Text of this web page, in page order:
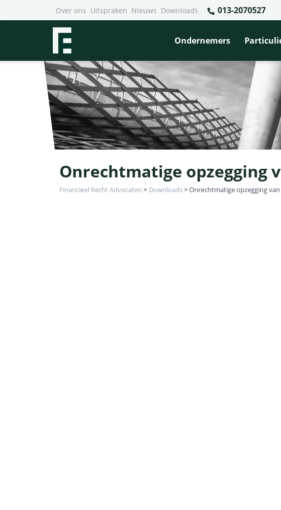
Over ons Uitspraken Nieuws Downloads 013-2070527
Ondernemers
Onrechtmatige opzegging
Financieel Recht Advocaten > Downloads>Onrechtmatige opzegging